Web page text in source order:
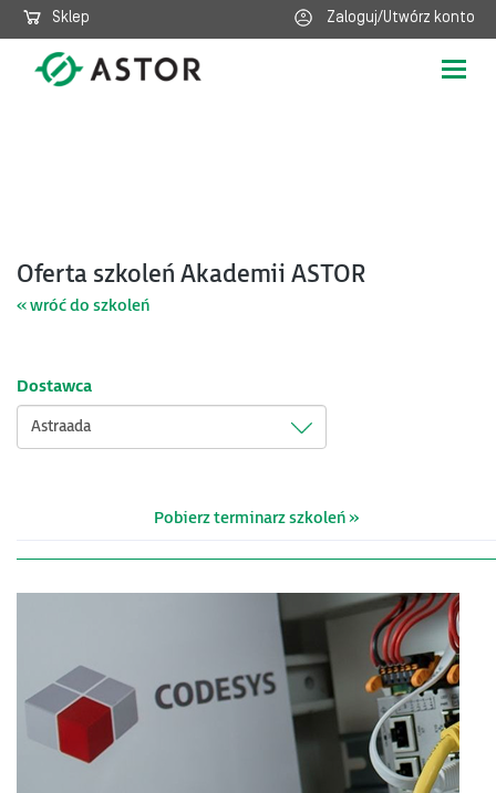
Sklep Zaloguj/Utwórz konto
Oferta szkoleń Akademii ASTOR
« wróć do szkoleń
Dostawca
Pobierz terminarz szkoleń »